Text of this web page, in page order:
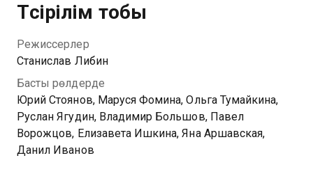
Түсірілім тобы
Режиссерлер
Станислав Либин
Басты рөлдерде
Юрий Стоянов, Маруся Фомина, Ольга Тумайкина,
Руслан Ягудин, Владимир Большов, Павел
Ворожцов, Елизавета Ишкина, Яна Аршавская,
Данил Иванов